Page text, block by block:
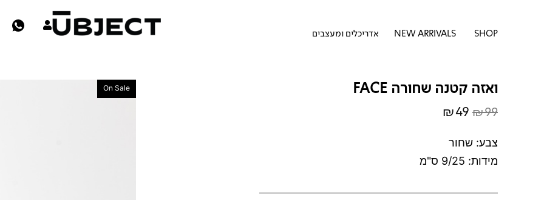
SHOP פתח SHOPNEW ARRIVALS אדריכלים ומעצבים
ואזה קטנה שחורה FACE
₪99
המקורי
היה:
₪99.
₪49
₪49.
צבע: שחור
מידות: 9/25 ס"מ
On Sale